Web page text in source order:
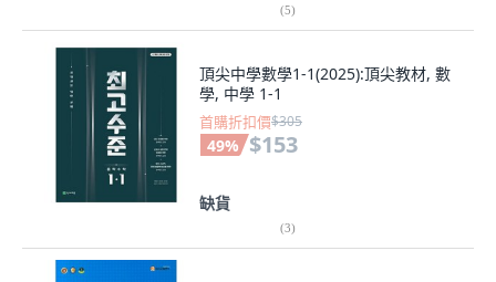
(5)
頂尖中學數學1-1(2025):頂尖教材, 數
學, 中學 1-1
首購折扣價$305
49% $153
缺貨
(3)